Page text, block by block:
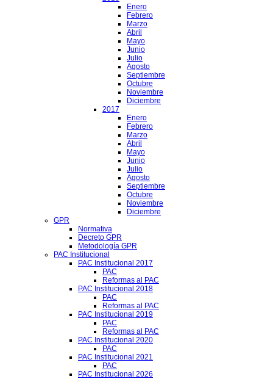
Enero
Febrero
Marzo
Abril
Mayo
Junio
Julio
Agosto
Septiembre
Octubre
Noviembre
Diciembre
2017
Enero
Febrero
Marzo
Abril
Mayo
Junio
Julio
Agosto
Septiembre
Octubre
Noviembre
Diciembre
GPR
Normativa
Decreto GPR
Metodología GPR
PAC Institucional
PAC Institucional 2017
PAC
Reformas al PAC
PAC Institucional 2018
PAC
Reformas al PAC
PAC Institucional 2019
PAC
Reformas al PAC
PAC Institucional 2020
PAC
PAC Institucional 2021
PAC
PAC Institucional 2026